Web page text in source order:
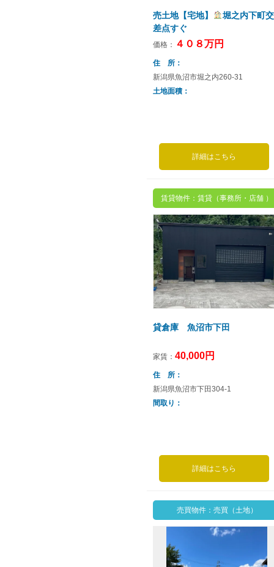
売土地【宅地】
堀之内下町交
差点すぐ
価格： ４０８万円
住 所
新潟県魚沼市堀之内260-31
土地面積
詳細はこちら
賃貸物件：賃貸（事務所・店舗 ）
貸倉庫 魚沼市下田
家賃： 40,000円
住 所
新潟県魚沼市下田304-1
間取り
詳細はこちら
売買物件：売買（土地）